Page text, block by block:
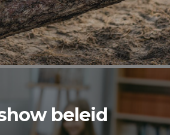
beleid